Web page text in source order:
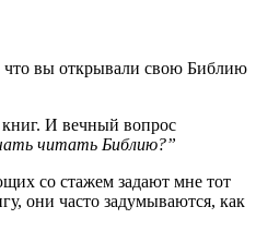
что вы открывали свою Библию
И вечный вопрос
читать Библию?”
со стажем задают мне тот
они часто задумываются, как